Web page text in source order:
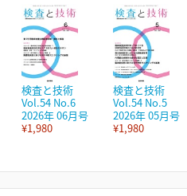
検査と技術
Vol.54 No.6
2026年 06月号
¥1,980
検査と技術
Vol.54 No.5
2026年 05月号
¥1,980